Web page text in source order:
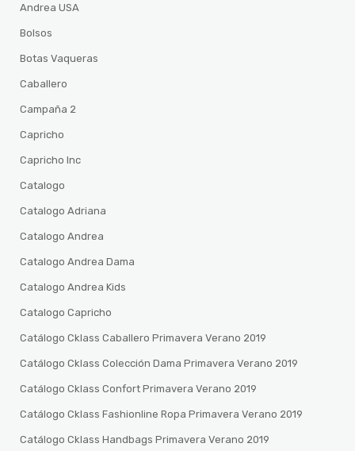
Andrea USA
Bolsos
Botas Vaqueras
Caballero
Campaña 2
Capricho
Capricho Inc
Catalogo
Catalogo Adriana
Catalogo Andrea
Catalogo Andrea Dama
Catalogo Andrea Kids
Catalogo Capricho
Catálogo Cklass Caballero Primavera Verano 2019
Catálogo Cklass Colección Dama Primavera Verano 2019
Catálogo Cklass Confort Primavera Verano 2019
Catálogo Cklass Fashionline Ropa Primavera Verano 2019
Catálogo Cklass Handbags Primavera Verano 2019